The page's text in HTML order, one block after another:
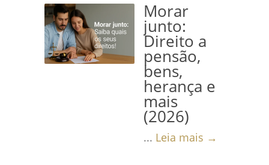
Morar
junto:
Direito a
pensão,
bens,
herança e
mais
(2026)
... Leia mais →